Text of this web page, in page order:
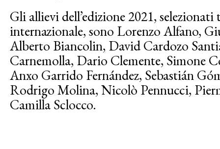
Gli allievi dell’edizione 2021,
internazionale, sono Lorenzo Alfano,
Alberto Biancolin, David Cardozo
Carnemolla, Dario Clemente, Simone
Anxo Garrido Fernández, Sebastián
Rodrigo Molina, Nicolò Pennucci,
Camilla Sclocco.